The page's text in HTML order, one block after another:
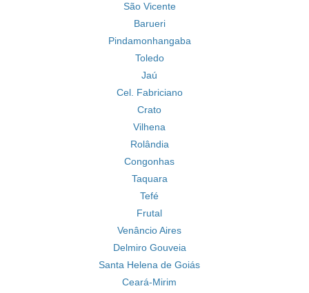
São Vicente
Barueri
Pindamonhangaba
Toledo
Jaú
Cel. Fabriciano
Crato
Vilhena
Rolândia
Congonhas
Taquara
Tefé
Frutal
Venâncio Aires
Delmiro Gouveia
Santa Helena de Goiás
Ceará-Mirim